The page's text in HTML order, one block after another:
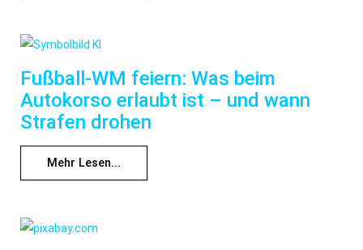
Fußball-WM feiern: Was beim
Autokorso erlaubt ist – und wann
Strafen drohen
Mehr Lesen...